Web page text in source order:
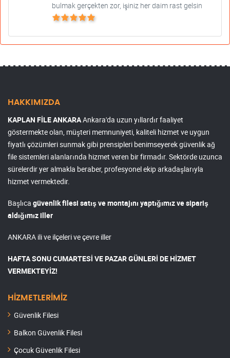
bulmak gerçekten zor, işiniz her daim rast gelsin
HAKKIMIZDA
KAPLAN FİLE ANKARAAnkara'da uzun yıllardır faaliyet
göstermekte olan, müşteri memnuniyeti, kaliteli hizmet ve uygun
fiyatlı çözümleri sunmak gibi prensipleri benimseyerek güvenlik ağ
file sistemleri alanlarında hizmet veren bir firmadır. Sektörde uzunca
sürelerdir yer almakla beraber, profesyonel ekip arkadaşlarıyla
hizmet vermektedir.
Başlıca güvenlik filesi satış ve montajını yaptığımız ve sipariş
aldığımız iller
ANKARA ili ve ilçeleri ve çevre iller
HAFTA SONU CUMARTESİ VE PAZAR GÜNLERİ DE HİZMET
VERMEKTEYİZ!
HİZMETLERİMİZ
Güvenlik Filesi
Balkon Güvenlik Filesi
Çocuk Güvenlik Filesi